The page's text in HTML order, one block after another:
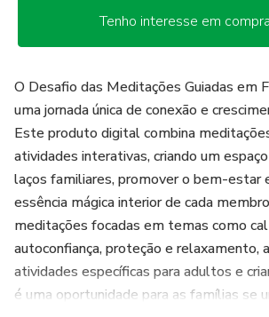
Tenho interesse em
O Desafio das Meditações Guiadas em
uma jornada única de conexão e
Este produto digital combina
atividades interativas, criando um
laços familiares, promover o bem-estar
essência mágica interior de cada
meditações focadas em temas como
autoconfiança, proteção e relaxamento,
atividades específicas para adultos e
é uma oportunidade para as famílias se